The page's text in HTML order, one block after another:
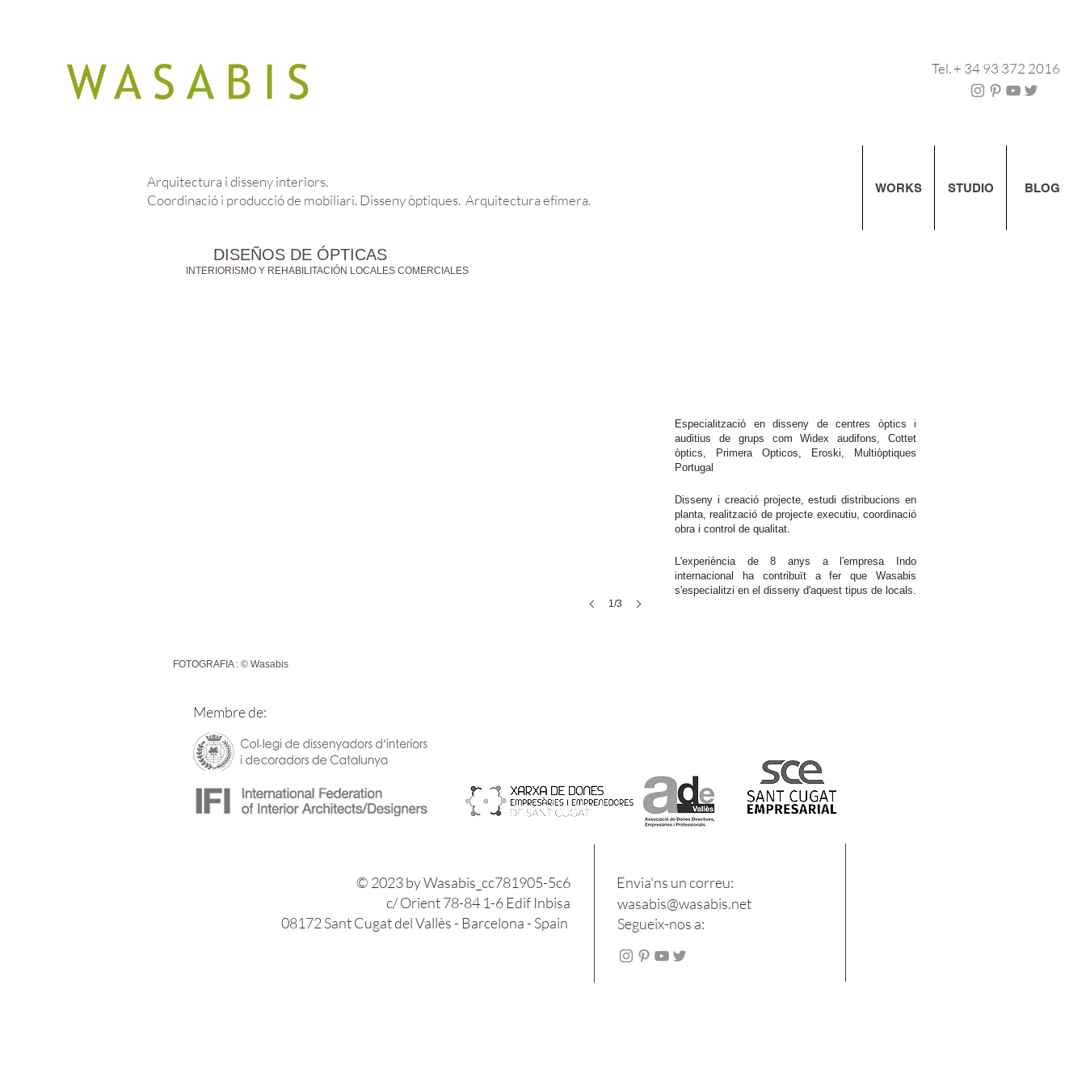
Tel. + 34 93 372 2016
Arquitectura i disseny interiors.
Coordinació i producció de mobiliari. Disseny òptiques. Arquitectura efímera.
INTERIORISMO Y REHABILITACIÓN LOCALES COMERCIALES
DISEÑOS DE ÓPTICAS
1/3
FOTOGRAFIA : © Wasabis
Especialització en disseny de centres òptics i
auditius de grups com Widex audifons, Cottet
òptics, Primera Opticos, Eroski, Multiòptiques
Portugal
Disseny i creació projecte, estudi distribucions en
planta, realització de projecte executiu, coordinació
obra i control de qualitat.
L'experiència de 8 anys a l'empresa Indo
internacional ha contribuït a fer que Wasabis
s'especialitzi en el disseny d'aquest tipus de locals.
WORKS STUDIO BLOG
Membre de:
​​© 2023 by Wasabis_cc781905-5c6
c/ Orient 78-84 1-6 Edif Inbisa
08172 Sant Cugat del Vallès - Barcelona - Spain
Envia'ns un correu:
wasabis@wasabis.net
Segueix-nos a: